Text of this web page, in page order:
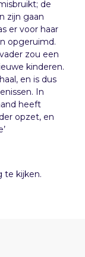
de
zijn gaan
er voor haar
opgeruimd.
zou een
kinderen.
en is dus
In
heeft
opzet, en
te kijken.